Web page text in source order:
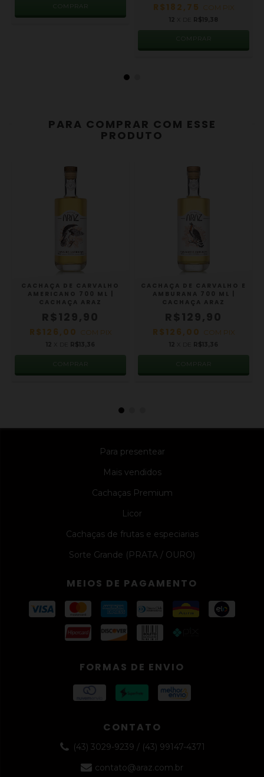
R$182,75 COM PIX
COMPRAR
PARA COMPRAR COM ESSE
PRODUTO
R$126,00 COM PIX R$126,00 COM PIX
Para presentear
Mais vendidos
Cachaças Premium
Licor
Cachaças de frutas e especiarias
Sorte Grande (PRATA / OURO)
MEIOS DE PAGAMENTO
FORMAS DE ENVIO
CONTATO
(43) 3029-9239 / (43) 99147-4371
contato@araz.com.br